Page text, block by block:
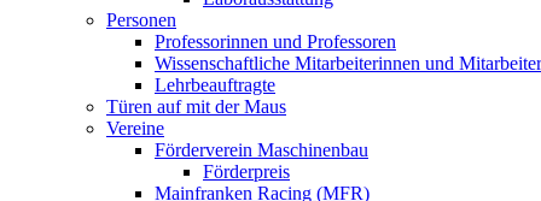
Personen
Professorinnen und Professoren
Wissenschaftliche Mitarbeiterinnen und Mitarbeiter
Lehrbeauftragte
Türen auf mit der Maus
Vereine
Förderverein Maschinenbau
Förderpreis
Mainfranken Racing (MFR)